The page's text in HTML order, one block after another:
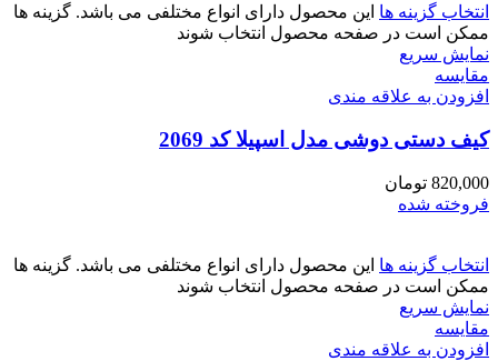
انتخاب گزینه ها این محصول دارای انواع مختلفی می باشد. گزینه ها
ممکن است در صفحه محصول انتخاب شوند
نمایش سریع
مقايسه
افزودن به علاقه مندی
کیف دستی دوشی مدل اسپیلا کد 2069
820,000 تومان
فروخته شده
انتخاب گزینه ها این محصول دارای انواع مختلفی می باشد. گزینه ها
ممکن است در صفحه محصول انتخاب شوند
نمایش سریع
مقايسه
افزودن به علاقه مندی